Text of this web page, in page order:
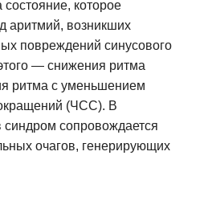
которое
аритмий, возникших
повреждений синусового
— снижения ритма
ритма с уменьшением
(ЧСС). В
синдром сопровождается
очагов, генерирующих